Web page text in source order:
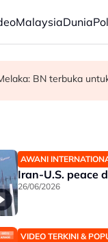
MalaysiaDunia
bakal bina kilang
import udang
BN terbuka
AWANI
Iran-U.S. peace
26/06/2026
VIDEO TERKINI &